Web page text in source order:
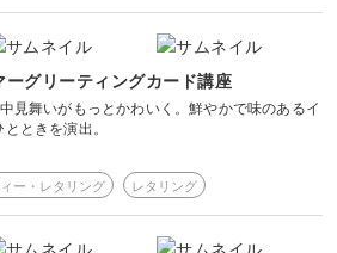
グリーティングカード講座
見舞いがもっとかわいく。鮮やかで味のあるイ
ときを演出。
ー・レタリング レタリング